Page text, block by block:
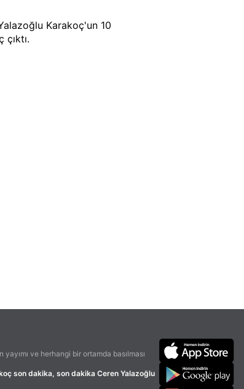
Karakoç'un 10
ve herhangi bir ortamda basılması
son dakika, son dakika Ceren Yalazoğlu